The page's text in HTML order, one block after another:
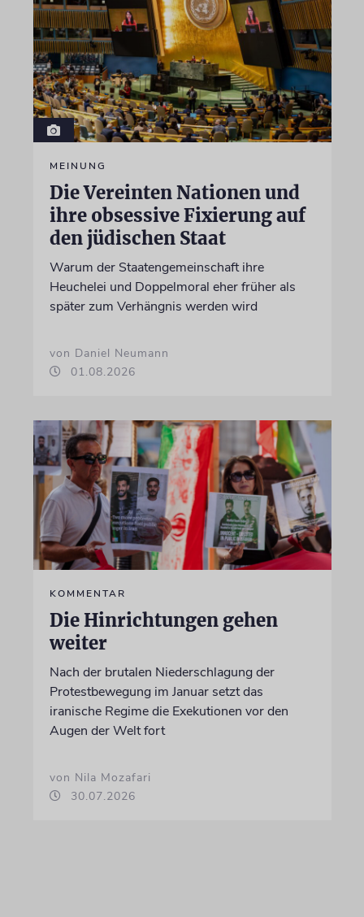
MEINUNG
Die Vereinten Nationen und
ihre obsessive Fixierung auf
den jüdischen Staat
Warum der Staatengemeinschaft ihre
Heuchelei und Doppelmoral eher früher als
später zum Verhängnis werden wird
von Daniel Neumann
01.08.2026
KOMMENTAR
Die Hinrichtungen gehen
weiter
Nach der brutalen Niederschlagung der
Protestbewegung im Januar setzt das
iranische Regime die Exekutionen vor den
Augen der Welt fort
von Nila Mozafari
30.07.2026